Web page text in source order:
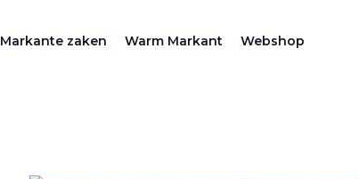
Markante zaken Warm Markant Webshop